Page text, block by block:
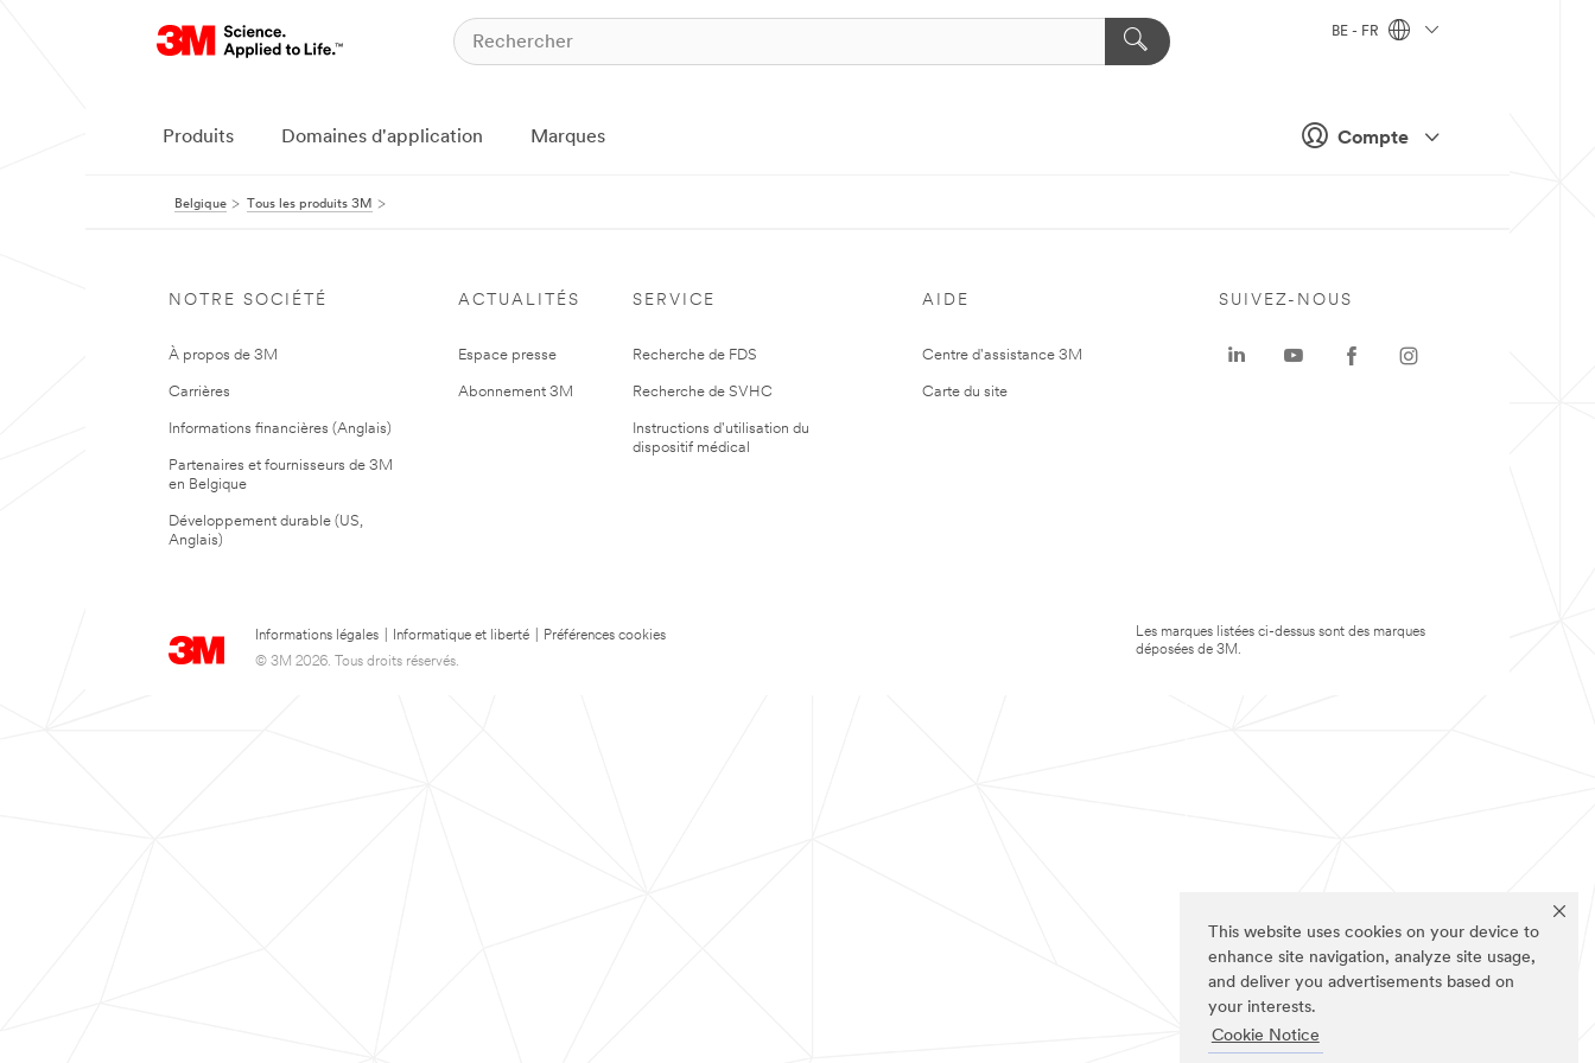
This website uses cookies on your device to
enhance site navigation, analyze site usage,
and deliver you advertisements based on
your interests.
Cookie Notice
Compte
BE - FR
Produits Domaines d'application Marques
Belgique Tous les produits 3M
NOTRE SOCIÉTÉ
À propos de 3M
Carrières
Informations financières (Anglais)
Partenaires et fournisseurs de 3M
en Belgique
Développement durable (US,
Anglais)
ACTUALITÉS
Espace presse
Abonnement 3M
SERVICE
Recherche de FDS
Recherche de SVHC
Instructions d'utilisation du
dispositif médical
AIDE
Centre d'assistance 3M
Carte du site
Informations légales Informatique et liberté
Préférences cookies
© 3M 2026. Tous droits réservés.
SUIVEZ-NOUS
Les marques listées ci-dessus sont des marques
déposées de 3M.